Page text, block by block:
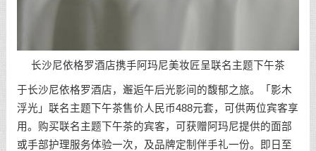
长沙尼依格罗酒店携手阿玛尼美妆匠呈联名主题下午茶
于长沙尼依格罗酒店，邂逅午后光影间的馥郁之旅。「影木
浮光」联名主题下午茶售价人民币488元套，可供两位宾客享
用。购买联名主题下午茶的宾客，可获赠阿玛尼提供的面部
或手部护理服务体验一次，及品牌定制伴手礼一份。即日至